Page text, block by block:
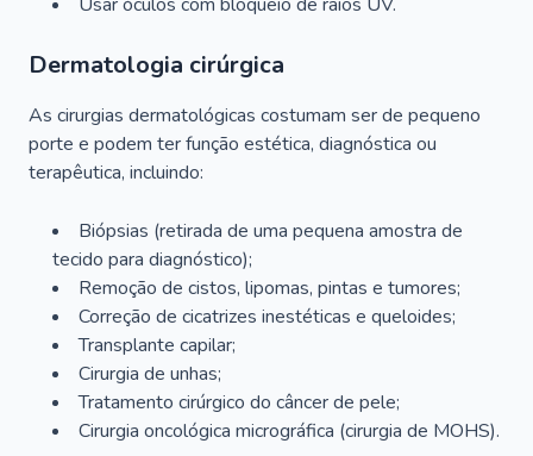
Dermatologia cirúrgica
As cirurgias dermatológicas costumam ser de pequeno
porte e podem ter função estética, diagnóstica ou
terapêutica, incluindo:
Biópsias (retirada de uma pequena amostra de
tecido para diagnóstico);
Remoção de cistos, lipomas, pintas e tumores;
Correção de cicatrizes inestéticas e queloides;
Transplante capilar;
Cirurgia de unhas;
Tratamento cirúrgico do câncer de pele;
Cirurgia oncológica micrográfica (cirurgia de MOHS).